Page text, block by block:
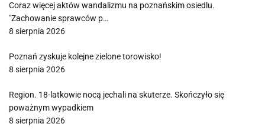
Coraz więcej aktów wandalizmu na poznańskim osiedlu.
"Zachowanie sprawców p…
8 sierpnia 2026
Poznań zyskuje kolejne zielone torowisko!
8 sierpnia 2026
Region. 18-latkowie nocą jechali na skuterze. Skończyło się
poważnym wypadkiem
8 sierpnia 2026